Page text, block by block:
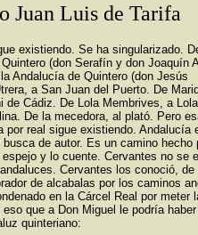
Juan Luis de Tarifa
existiendo. Se ha singularizado.
(don Serafín y don Joaquín
Andalucía de Quintero (don Jesús
a San Juan del Puerto. De
de Cádiz. De Lola Membrives, a
De la mecedora, al plató. Pero
por real sigue existiendo. Andalucía
de autor. Es un camino hecho
y lo cuente. Cervantes no se
Cervantes los conoció, de
de alcabalas por los caminos
en la Cárcel Real por meter
que a Don Miguel le podría
quinteriano: